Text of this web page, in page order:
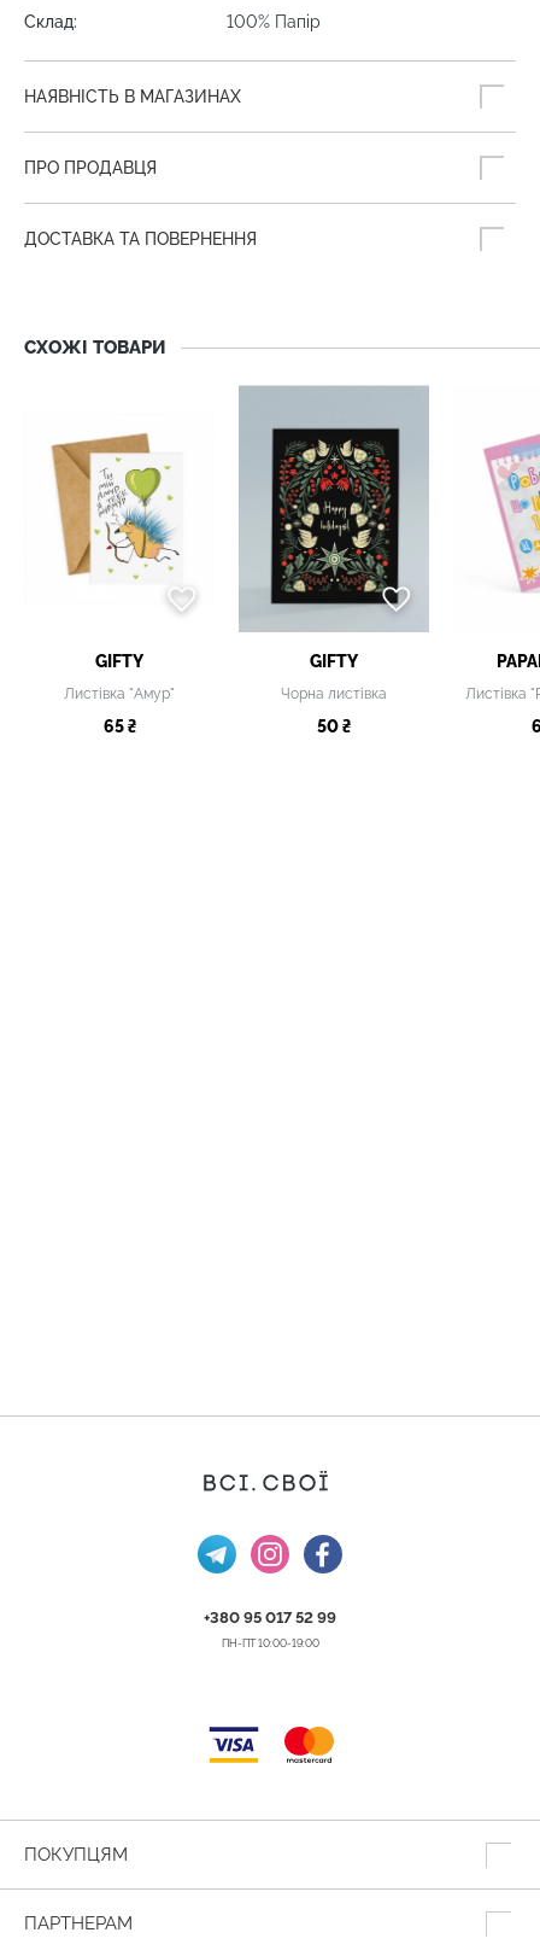
Склад:
100% Папір
НАЯВНІСТЬ В МАГАЗИНАХ
ПРО ПРОДАВЦЯ
ДОСТАВКА ТА ПОВЕРНЕННЯ
СХОЖІ ТОВАРИ
GIFTY
Листівка "Амур"
65 ₴
GIFTY
Чорна листівка
50 ₴
+380 95 017 52 99
ПН-ПТ 10:00-19:00
ПОКУПЦЯМ
ПАРТНЕРАМ